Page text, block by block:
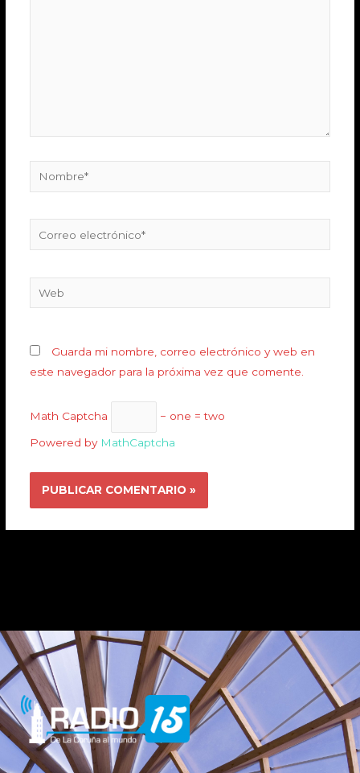
Guarda mi nombre, correo electrónico y web en
este navegador para la próxima vez que comente.
Math Captcha − one = two
Powered by MathCaptcha